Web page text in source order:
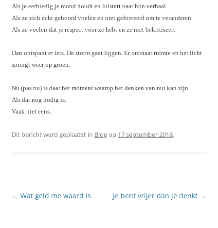
Als je eerbiedig je mond houdt en luistert naar hún verhaal.
Als ze zich écht gehoord voelen en niet geforceerd om te veranderen.
Als ze voelen dat je respect voor ze hebt en ze niet bekritiseert.
Dan ontspant er iets. De storm gaat liggen. Er ontstaat ruimte en het licht
springt weer op groen.
Nú (pas nu) is daar het moment waarop het denken van nut kan zijn.
Als dat nog nodig is.
Vaak niet eens.
Dit bericht werd geplaatst in Blogop 17 september 2018.
Berichtnavigatie
← Wat geld me waard is Je bent vrijer dan je denkt →